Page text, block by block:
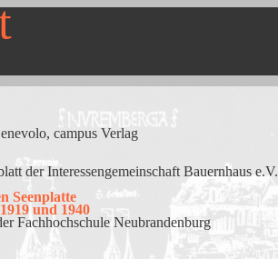
Verlag
Bauernhaus e.V.
Seenplatte
und 1940
Neubrandenburg